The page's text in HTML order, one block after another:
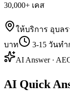
30,000+ เคส
ให้บริการ อุบล
บาท
3-15 วันทำ
AI Answer ·
AI Quick